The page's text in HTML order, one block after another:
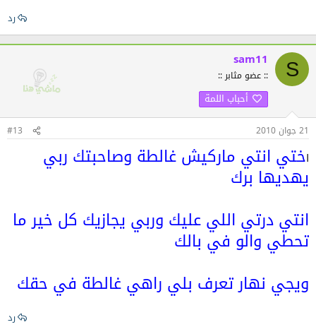
رد
S
sam11
:: عضو مثابر ::
أحباب اللمة
21 جوان 2010 #13
اختي انتي ماركيش غالطة وصاحبتك ربي
يهديها برك
انتي درتي اللي عليك وربي يجازيك كل خير ما
تحطي والو في بالك
ويجي نهار تعرف بلي راهي غالطة في حقك
رد